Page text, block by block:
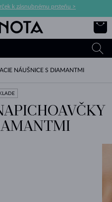
k zásnubnému prsteňu >
NÁUŠNICE S DIAMANTMI